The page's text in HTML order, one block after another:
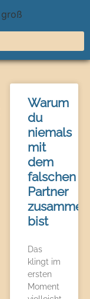
Warum
du
niemals
mit
dem
falschen
Partner
zusammen
bist
Das
klingt im
ersten
Moment